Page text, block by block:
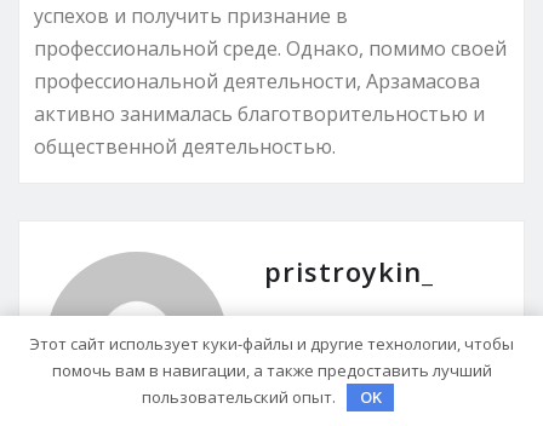
успехов и получить признание в
профессиональной среде. Однако, помимо своей
профессиональной деятельности, Арзамасова
активно занималась благотворительностью и
общественной деятельностью.
pristroykin_
Этот сайт использует куки-файлы и другие технологии, чтобы
помочь вам в навигации, а также предоставить лучший
пользовательский опыт.
OK